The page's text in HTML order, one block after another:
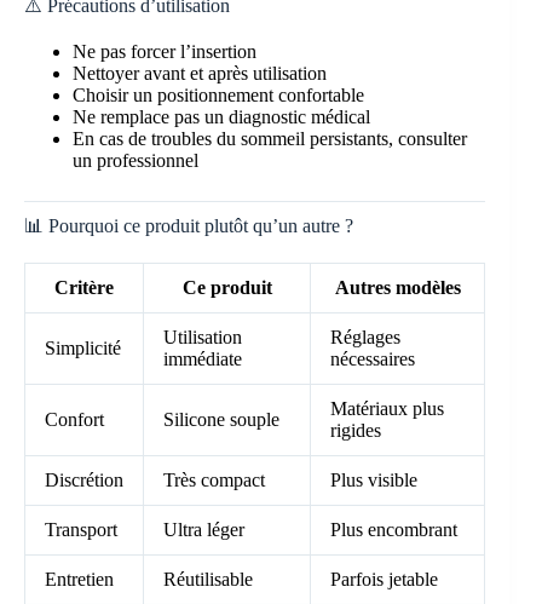
⚠️ Précautions d’utilisation
Ne pas forcer l’insertion
Nettoyer avant et après utilisation
Choisir un positionnement confortable
Ne remplace pas un diagnostic médical
En cas de troubles du sommeil persistants, consulter
un professionnel
📊 Pourquoi ce produit plutôt qu’un autre ?
Critère Ce produit Autres modèles
Simplicité
Utilisation
immédiate
Réglages
nécessaires
Confort Silicone souple
Matériaux plus
rigides
Discrétion Très compact Plus visible
Transport Ultra léger Plus encombrant
Entretien Réutilisable
Parfois jetable